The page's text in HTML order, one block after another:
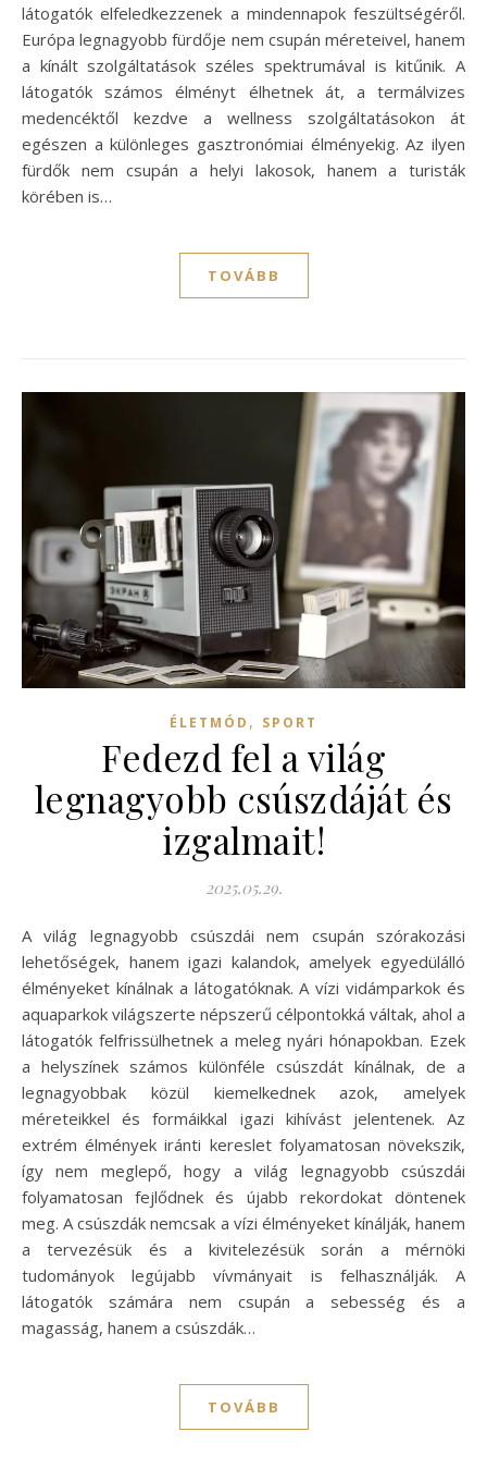
látogatók elfeledkezzenek a mindennapok feszültségéről.
Európa legnagyobb fürdője nem csupán méreteivel, hanem
a kínált szolgáltatások széles spektrumával is kitűnik. A
látogatók számos élményt élhetnek át, a termálvizes
medencéktől kezdve a wellness szolgáltatásokon át
egészen a különleges gasztronómiai élményekig. Az ilyen
fürdők nem csupán a helyi lakosok, hanem a turisták
körében is…
TOVÁBB
ÉLETMÓD , SPORT
Fedezd fel a világ
legnagyobb csúszdáját és
izgalmait!
2025.05.29.
A világ legnagyobb csúszdái nem csupán szórakozási
lehetőségek, hanem igazi kalandok, amelyek egyedülálló
élményeket kínálnak a látogatóknak. A vízi vidámparkok és
aquaparkok világszerte népszerű célpontokká váltak, ahol a
látogatók felfrissülhetnek a meleg nyári hónapokban. Ezek
a helyszínek számos különféle csúszdát kínálnak, de a
legnagyobbak közül kiemelkednek azok, amelyek
méreteikkel és formáikkal igazi kihívást jelentenek. Az
extrém élmények iránti kereslet folyamatosan növekszik,
így nem meglepő, hogy a világ legnagyobb csúszdái
folyamatosan fejlődnek és újabb rekordokat döntenek
meg. A csúszdák nemcsak a vízi élményeket kínálják, hanem
a tervezésük és a kivitelezésük során a mérnöki
tudományok legújabb vívmányait is felhasználják. A
látogatók számára nem csupán a sebesség és a
magasság, hanem a csúszdák…
TOVÁBB